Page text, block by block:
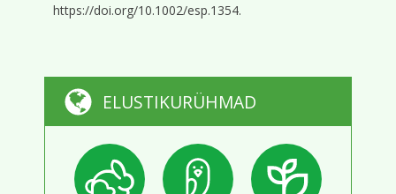
https://doi.org/10.1002/esp.1354.
ELUSTIKURÜHMAD